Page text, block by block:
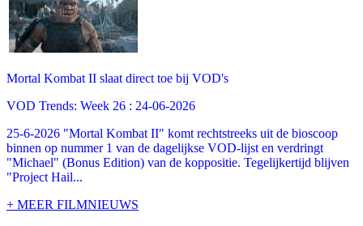
Mortal Kombat II slaat direct toe bij VOD's
VOD Trends: Week 26 : 24-06-2026
25-6-2026 "Mortal Kombat II" komt rechtstreeks uit de bioscoop
binnen op nummer 1 van de dagelijkse VOD-lijst en verdringt
"Michael" (Bonus Edition) van de koppositie. Tegelijkertijd blijven
"Project Hail...
+ MEER FILMNIEUWS